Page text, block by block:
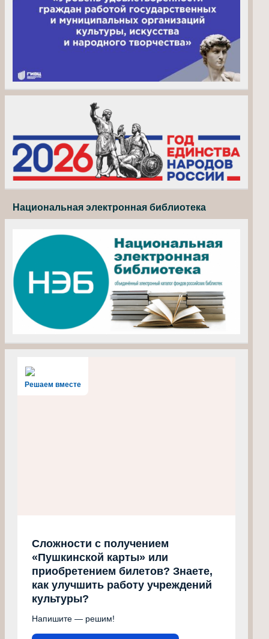
Национальная электронная библиотека
Решаем вместе
Сложности с получением
«Пушкинской карты» или
приобретением билетов? Знаете,
как улучшить работу учреждений
культуры?
Напишите — решим!